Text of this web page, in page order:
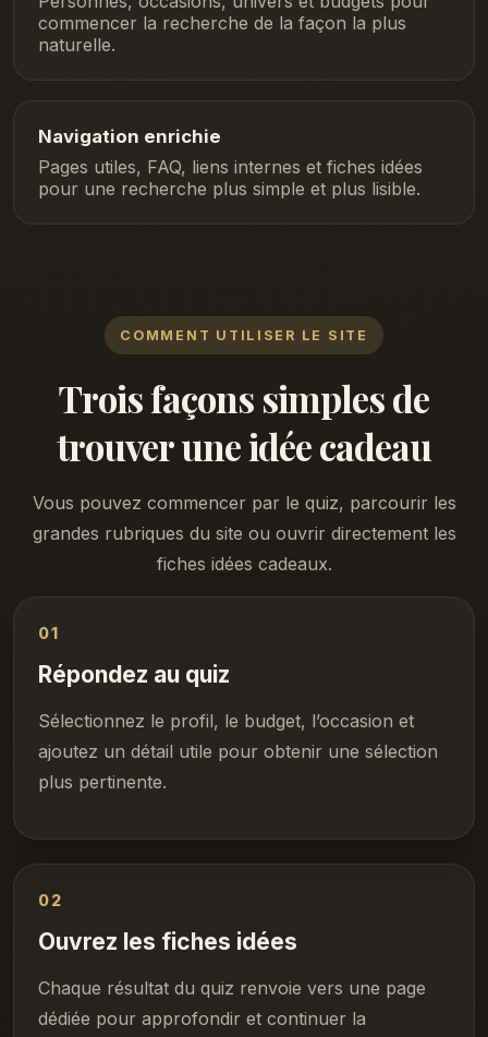
commencer la recherche de la façon la plus
naturelle.
Navigation enrichie
Pages utiles, FAQ, liens internes et fiches idées
pour une recherche plus simple et plus lisible.
COMMENT UTILISER LE SITE
Trois façons simples de
trouver une idée cadeau
Vous pouvez commencer par le quiz, parcourir les
grandes rubriques du site ou ouvrir directement les
fiches idées cadeaux.
01
Répondez au quiz
Sélectionnez le profil, le budget, l’occasion et
ajoutez un détail utile pour obtenir une sélection
plus pertinente.
02
Ouvrez les fiches idées
Chaque résultat du quiz renvoie vers une page
dédiée pour approfondir et continuer la